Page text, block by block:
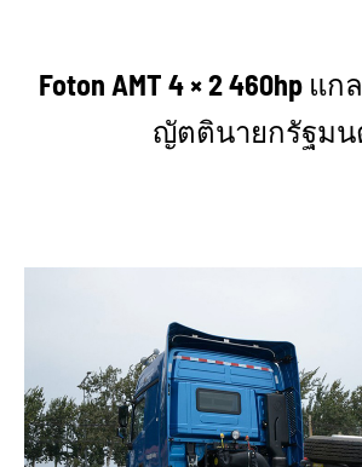
Foton AMT 4 × 2 460hp แ
ญัตตินายกรัฐมน